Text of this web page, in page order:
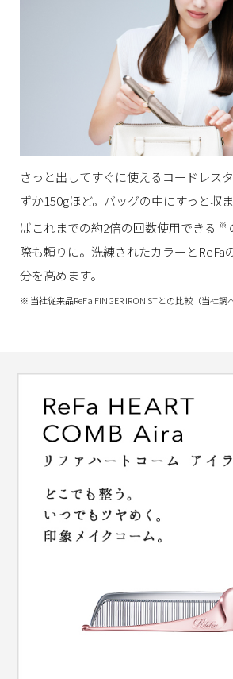
さっと出してすぐに使えるコードレス
ずか150gほど。バッグの中にすっと収
ばこれまでの約2倍の回数使用できる ※
際も頼りに。 洗練されたカラーとReFa
分を高めます。
※ 当社従来品ReFa FINGER IRON STとの比較（当社調べ